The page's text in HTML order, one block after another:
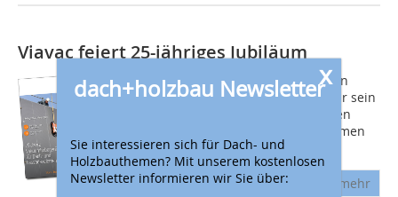
x
dach+holzbau Newsletter
Sie interessieren sich für Dach- und
Holzbauthemen? Mit unserem kostenlosen
Newsletter informieren wir Sie über:
Viavac feiert 25-jähriges Jubiläum
Viavac, niederländischer Hersteller von
Vakuumhebegeräten, feiert dieses Jahr sein
25-jähriges Firmenjubiläum. Für diesen
besonderen Anlass hat das Unternehmen
ein Jubiläumsmagazin erstellt....
mehr